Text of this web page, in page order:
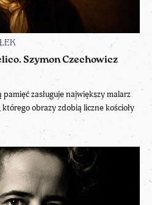
Szymon Czechowicz
zasługuje największy malarz
obrazy zdobią liczne kościoły